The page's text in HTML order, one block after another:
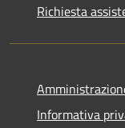
Richiesta
Informativa